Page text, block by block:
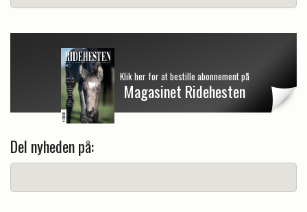
Klik her for at bestille abonnement på
Magasinet Ridehesten
Del nyheden på: